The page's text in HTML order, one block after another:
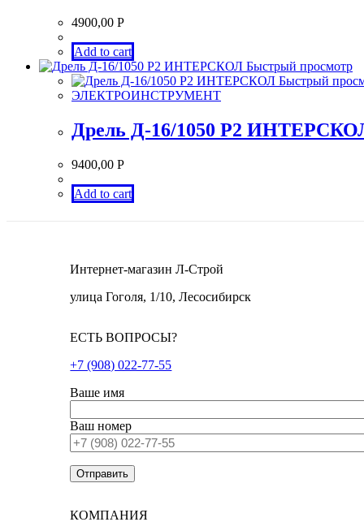
4900,00 Р
Add to cart
Быстрый просмотр
Быстрый
ЭЛЕКТРОИНСТРУМЕНТ
Дрель Д-16/1050 Р2
9400,00 Р
Add to cart
Интернет-магазин Л-Строй
улица Гоголя, 1/10, Лесосибирск
ЕСТЬ ВОПРОСЫ?
+7 (908) 022-77-55
Ваше имя
Ваш номер
КОМПАНИЯ